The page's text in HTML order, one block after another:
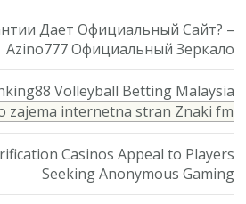
Дает Официальный Сайт? –
Azino777 Официальный Зеркало
Volleyball Betting Malaysia
zajema internetna stran Znaki fm?
Casinos Appeal to Players
Seeking Anonymous Gaming